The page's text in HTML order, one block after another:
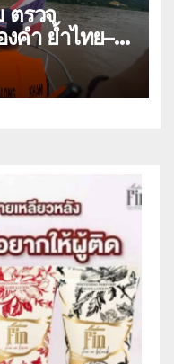
ตรวจ
คำ ย้ำไทย–
สพติด